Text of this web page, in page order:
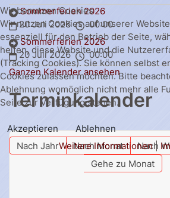
Sommerferien 2026
20 Juli 2026
00:00
Sommerferien 2026
20 Juli 2026
00:00
Ganzen Kalender ansehen
Terminkalender
Nach Jahr Nach Monat Nach
Gehe zu Monat
Wir benutzen Cookies
Wir nutzen Cookies auf unserer
essenziell für den Betrieb der Seite,
helfen, diese Website und die
(Tracking Cookies). Sie können selbst
Cookies zulassen möchten. Bitte
Ablehnung womöglich nicht mehr alle
Seite zur Verfügung stehen.
Akzeptieren
Ablehnen
Weitere Informationen|